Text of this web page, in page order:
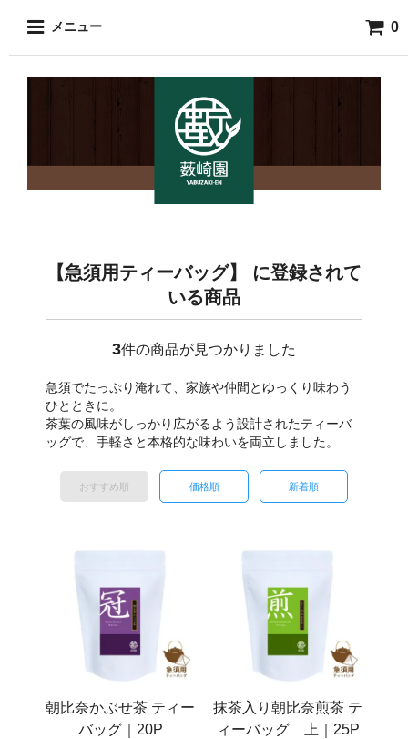
メニュー 0
【急須用ティーバッグ】 に登録されて
いる商品
3件の商品が見つかりました
急須でたっぷり淹れて、家族や仲間とゆっくり味わう
ひとときに。
茶葉の風味がしっかり広がるよう設計されたティーバ
ッグで、手軽さと本格的な味わいを両立しました。
おすすめ順 価格順 新着順
朝比奈かぶせ茶 ティー
バッグ｜20P
抹茶入り朝比奈煎茶 テ
ィーバッグ 上｜25P